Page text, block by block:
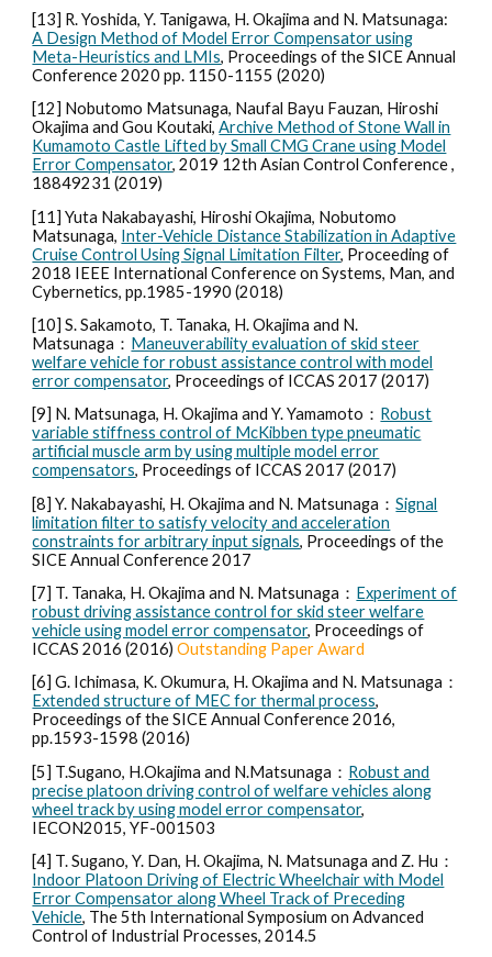
[13] R. Yoshida, Y. Tanigawa, H. Okajima and N. Matsunaga:
A Design Method of Model Error Compensator using
Meta-Heuristics and LMIs, Proceedings of the SICE Annual
Conference 2020 pp. 1150-1155 (2020)
[12] Nobutomo Matsunaga, Naufal Bayu Fauzan, Hiroshi
Okajima and Gou Koutaki,Archive Method of Stone Wall in
Kumamoto Castle Lifted by Small CMG Crane using Model
Error Compensator, 2019 12th Asian Control Conference ,
18849231 (2019)
[11] Yuta Nakabayashi, Hiroshi Okajima, Nobutomo
Matsunaga, Inter-Vehicle Distance Stabilization in Adaptive
Cruise Control Using Signal Limitation Filter, Proceeding of
2018 IEEE International Conference on Systems, Man, and
Cybernetics, pp.1985-1990 (2018)
[10] S. Sakamoto, T. Tanaka, H. Okajima and N.
Matsunaga： Maneuverability evaluation of skid steer
welfare vehicle for robust assistance control with model
error compensator, Proceedings of ICCAS 2017 (2017)
[9] N. Matsunaga, H. Okajima and Y. Yamamoto： Robust
variable stiffness control of McKibben type pneumatic
artificial muscle arm by using multiple model error
compensators, Proceedings of ICCAS 2017 (2017)
[8] Y. Nakabayashi, H. Okajima and N. Matsunaga：Signal
limitation filter to satisfy velocity and acceleration
constraints for arbitrary input signals, Proceedings of the
SICE Annual Conference 2017
[7] T. Tanaka, H. Okajima and N. Matsunaga： Experiment of
robust driving assistance control for skid steer welfare
vehicle using model error compensator, Proceedings of
ICCAS 2016 (2016)Outstanding Paper Award
[6] G. Ichimasa, K. Okumura, H. Okajima and N. Matsunaga：
Extended structure of MEC for thermal process,
Proceedings of the SICE Annual Conference 2016,
pp.1593-1598 (2016)
[5] T.Sugano, H.Okajima and N.Matsunaga： Robust and
precise platoon driving control of welfare vehicles along
wheel track by using model error compensator,
IECON2015, YF-001503
[4] T. Sugano, Y. Dan, H. Okajima, N. Matsunaga and Z. Hu：
Indoor Platoon Driving of Electric Wheelchair with Model
Error Compensator along Wheel Track of Preceding
Vehicle, The 5th International Symposium on Advanced
Control of Industrial Processes, 2014.5